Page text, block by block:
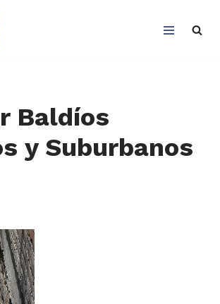
Baldíos
y Suburbanos